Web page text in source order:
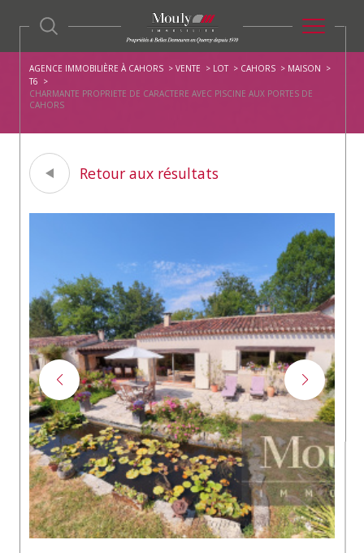
AGENCE IMMOBILIÈRE À CAHORS VENTE LOT CAHORS
MAISON
T6
CHARMANTE PROPRIETE DE CARACTERE AVEC PISCINE AUX PORTES DE
CAHORS
Retour aux résultats